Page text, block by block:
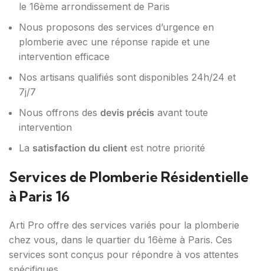
le 16ème arrondissement de Paris
Nous proposons des services d’urgence en
plomberie avec une réponse rapide et une
intervention efficace
Nos artisans qualifiés sont disponibles 24h/24 et
7j/7
Nous offrons des devis précis avant toute
intervention
La satisfaction du client est notre priorité
Services de Plomberie Résidentielle
à Paris 16
Arti Pro offre des services variés pour la plomberie
chez vous, dans le quartier du 16ème à Paris. Ces
services sont conçus pour répondre à vos attentes